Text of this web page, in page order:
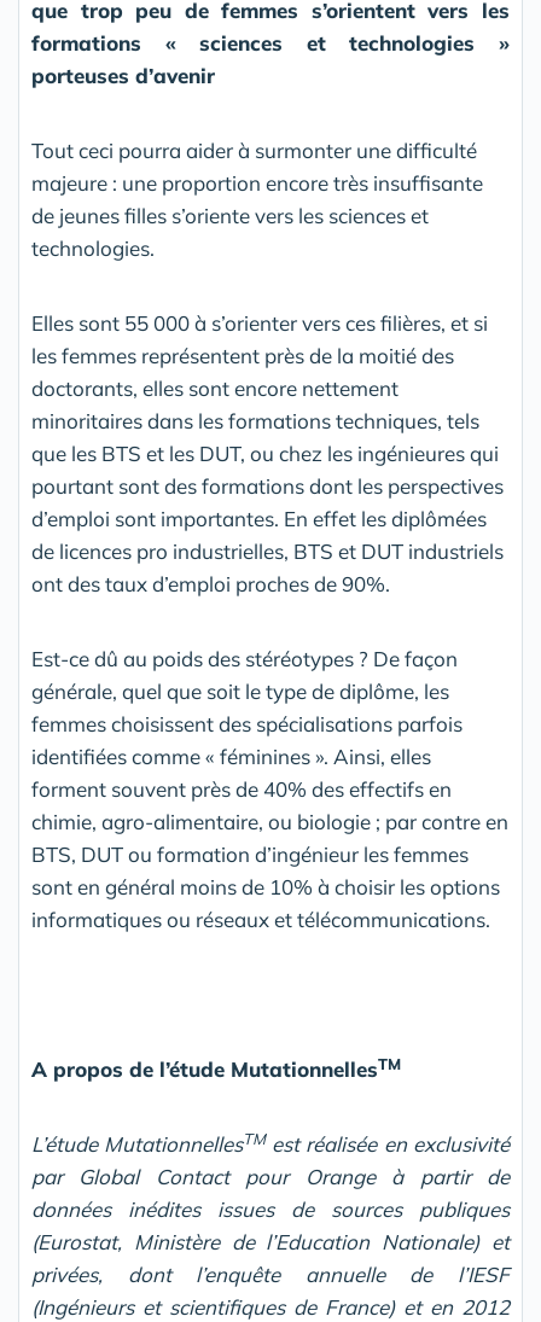
que trop peu de femmes s’orientent vers les
formations « sciences et technologies »
porteuses d’avenir
Tout ceci pourra aider à surmonter une difficulté
majeure : une proportion encore très insuffisante
de jeunes filles s’oriente vers les sciences et
technologies.
Elles sont 55 000 à s’orienter vers ces filières, et si
les femmes représentent près de la moitié des
doctorants, elles sont encore nettement
minoritaires dans les formations techniques, tels
que les BTS et les DUT, ou chez les ingénieures qui
pourtant sont des formations dont les perspectives
d’emploi sont importantes. En effet les diplômées
de licences pro industrielles, BTS et DUT industriels
ont des taux d’emploi proches de 90%.
Est-ce dû au poids des stéréotypes ? De façon
générale, quel que soit le type de diplôme, les
femmes choisissent des spécialisations parfois
identifiées comme « féminines ». Ainsi, elles
forment souvent près de 40% des effectifs en
chimie, agro-alimentaire, ou biologie ; par contre en
BTS, DUT ou formation d’ingénieur les femmes
sont en général moins de 10% à choisir les options
informatiques ou réseaux et télécommunications.
A propos de l’étude MutationnellesTM
L’étude MutationnellesTM est réalisée en exclusivité
par Global Contact pour Orange à partir de
données inédites issues de sources publiques
(Eurostat, Ministère de l’Education Nationale) et
privées, dont l’enquête annuelle de l’IESF
(Ingénieurs et scientifiques de France) et en 2012